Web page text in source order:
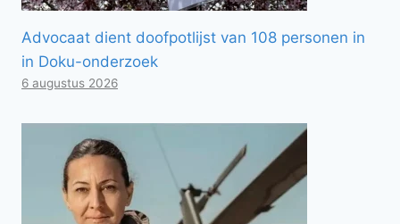
Advocaat dient doofpotlijst van 108 personen in
in Doku-onderzoek
6 augustus 2026